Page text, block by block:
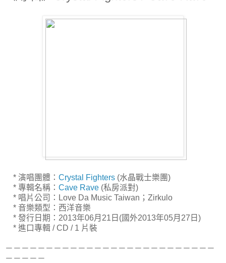
* 演唱團體： Crystal Fighters (水晶戰士樂團)
* 專輯名稱： Cave Rave (私房派對)
* 唱片公司：Love Da Music Taiwan；Zirkulo
* 音樂類型：西洋音樂
* 發行日期：2013年06月21日(國外2013年05月27日)
* 進口專輯 / CD / 1 片裝
－－－－－－－－－－－－－－－－－－－－－－－－－－
－－－－－